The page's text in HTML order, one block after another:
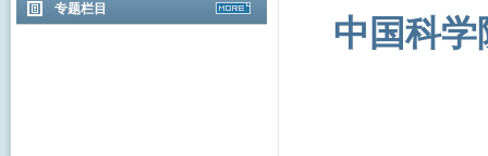
专题栏目
中国科